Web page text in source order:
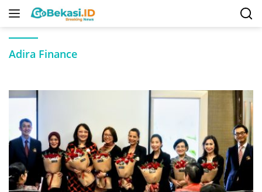
Langsung
Adira Finance